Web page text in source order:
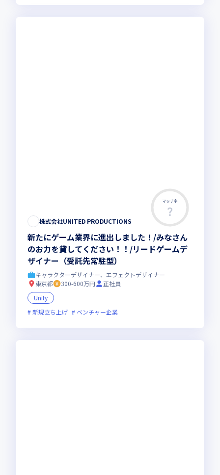
マッチ率
株式会社UNITED PRODUCTIONS
新たにゲーム業界に進出しました！/みなさん
のお力を貸してください！！/リードゲームデ
ザイナー（受託先常駐型）
キャラクターデザイナー、エフェクトデザイナー
東京都
300-600万円
正社員
Unity
新規立ち上げ
ベンチャー企業